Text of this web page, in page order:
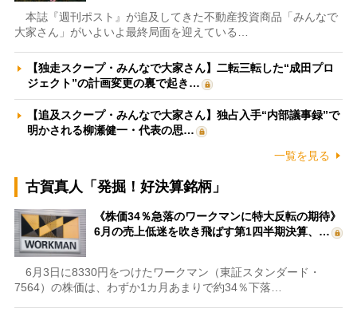
本誌『週刊ポスト』が追及してきた不動産投資商品「みんなで
大家さん」がいよいよ最終局面を迎えている…
【独走スクープ・みんなで大家さん】二転三転した“成田プロ
ジェクト”の計画変更の裏で起き…
【追及スクープ・みんなで大家さん】独占入手“内部議事録”で
明かされる柳瀬健一・代表の思…
一覧を見る
古賀真人「発掘！好決算銘柄」
《株価34％急落のワークマンに特大反転の期待》
6月の売上低迷を吹き飛ばす第1四半期決算、…
6月3日に8330円をつけたワークマン（東証スタンダード・
7564）の株価は、わずか1カ月あまりで約34％下落…